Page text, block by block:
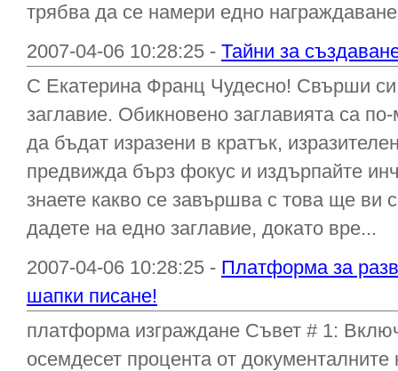
трябва да се намери едно
2007-04-06 10:28:25 - Тайни за
С Екатерина Франц Чудесно! Свърши си
заглавие. Обикновено заглавията са
да бъдат изразени в кратък,
предвижда бърз фокус и издърпайте
знаете какво се завършва с това ще ви
дадете на едно заглавие, докато вре...
2007-04-06 10:28:25 - Платформа за
шапки писане!
платформа изграждане Съвет # 1:
осемдесет процента от документалните